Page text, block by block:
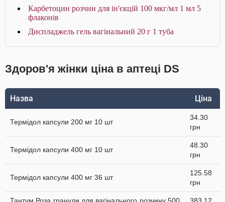
Карбетоцин розчин для ін'єкцій 100 мкг/мл 1 мл 5
флаконів
Диспладжель гель вагінальний 20 г 1 туба
Здоров'я жінки ціна в аптеці DS
Назва Ціна
Термідол капсули 200 мг 10 шт
34.30
грн
Термідол капсули 400 мг 10 шт
48.30
грн
Термідол капсули 400 мг 36 шт
125.58
грн